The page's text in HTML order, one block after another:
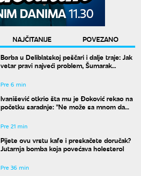
NAJČITANIJE
POVEZANO
Borba u Deliblatskoj peščari i dalje traje: Jak
vetar pravi najveći problem, Šumarak
Pre 6 min
Ivanišević otkrio šta mu je Đoković rekao na
početku saradnje: "Ne može sa mnom da
Pre 21 min
Pijete ovu vrstu kafe i preskačete doručak?
Jutarnja bomba koja povećava holesterol
Pre 36 min